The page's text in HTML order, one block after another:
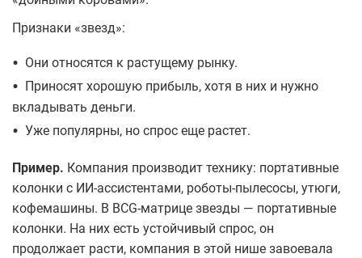
Признаки «звезд»:
• Они относятся к растущему рынку.
• Приносят хорошую прибыль, хотя в них и нужно
вкладывать деньги.
• Уже популярны, но спрос еще растет.
Пример. Компания производит технику: портативные
колонки с ИИ-ассистентами, роботы-пылесосы, утюги,
кофемашины. В BCG-матрице звезды — портативные
колонки. На них есть устойчивый спрос, он
продолжает расти, компания в этой нише завоевала